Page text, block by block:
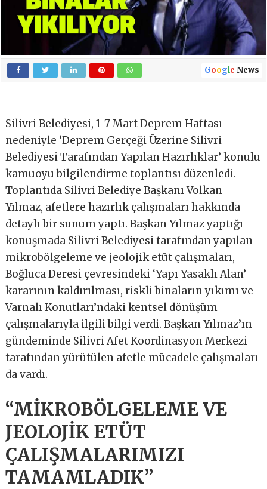
Google News
Silivri Belediyesi, 1-7 Mart Deprem Haftası
nedeniyle ‘Deprem Gerçeği Üzerine Silivri
Belediyesi Tarafından Yapılan Hazırlıklar’ konulu
kamuoyu bilgilendirme toplantısı düzenledi.
Toplantıda Silivri Belediye Başkanı Volkan
Yılmaz, afetlere hazırlık çalışmaları hakkında
detaylı bir sunum yaptı. Başkan Yılmaz yaptığı
konuşmada Silivri Belediyesi tarafından yapılan
mikrobölgeleme ve jeolojik etüt çalışmaları,
Boğluca Deresi çevresindeki ‘Yapı Yasaklı Alan’
kararının kaldırılması, riskli binaların yıkımı ve
Varnalı Konutları’ndaki kentsel dönüşüm
çalışmalarıyla ilgili bilgi verdi. Başkan Yılmaz’ın
gündeminde Silivri Afet Koordinasyon Merkezi
tarafından yürütülen afetle mücadele çalışmaları
da vardı.
“MİKROBÖLGELEME VE
JEOLOJİK ETÜT
ÇALIŞMALARIMIZI
TAMAMLADIK”